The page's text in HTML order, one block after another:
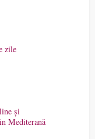
zile
și
Mediterană